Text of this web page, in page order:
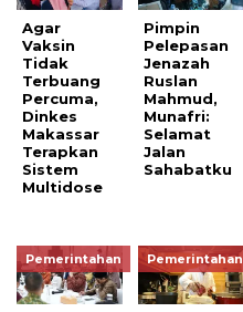
Agar
Vaksin
Tidak
Terbuang
Percuma,
Dinkes
Makassar
Terapkan
Sistem
Multidose
Pimpin
Pelepasan
Jenazah
Ruslan
Mahmud,
Munafri:
Selamat
Jalan
Sahabatku
Pemerintahan Pemerintahan